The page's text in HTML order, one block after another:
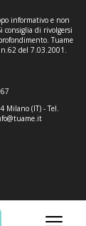
informativo e non
consiglia di rivolgersi
Tuame
del 7.03.2001.
Milano (IT) - Tel.